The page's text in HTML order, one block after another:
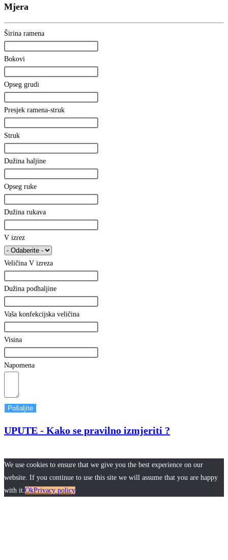
Mjera
Širina ramena
Bokovi
Opseg grudi
Presjek ramena-struk
Struk
Dužina haljine
Opseg ruke
Dužina rukava
V izrez
Veličina V izreza
Dužina podhaljine
Vaša konfekcijska veličina
Visina
Napomena
Pošaljite
UPUTE - Kako se pravilno izmjeriti ?
We use cookies to ensure that we give you the best experience on our
website. If you continue to use this site we will assume that you are happy
with it.OkPrivacy policy